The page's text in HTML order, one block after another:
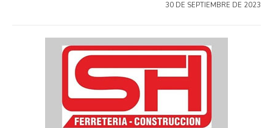
30 DE SEPTIEMBRE DE 2023